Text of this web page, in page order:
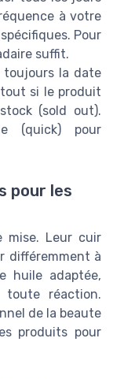
à votre
Pour
suffit.
toujours la date
si le produit
(sold out).
(quick) pour
pour les
mise. Leur cuir
différemment à
huile adaptée,
toute réaction.
de la beaute
produits pour